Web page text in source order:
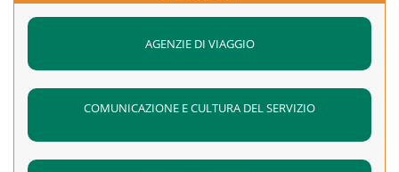
AGENZIE DI VIAGGIO
COMUNICAZIONE E CULTURA DEL SERVIZIO